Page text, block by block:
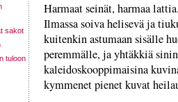
sakot
tuloon
Harmaat seinät, harmaa
Ilmassa soiva helisevä ja
kuitenkin astumaan sisälle
peremmälle, ja yhtäkkiä
kaleidoskooppimaisina
kymmenet pienet kuvat